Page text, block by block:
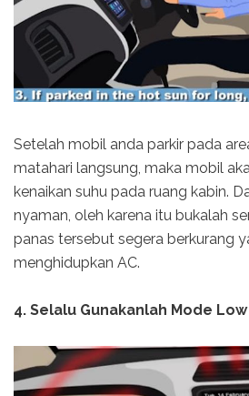
Setelah mobil anda parkir pada
matahari langsung, maka mobil
kenaikan suhu pada ruang kabin.
nyaman, oleh karena itu bukalah
panas tersebut segera berkurang
menghidupkan AC.
4. Selalu Gunakanlah Mode Low